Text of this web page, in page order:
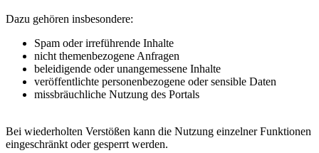
Dazu gehören insbesondere:
Spam oder irreführende Inhalte
nicht themenbezogene Anfragen
beleidigende oder unangemessene Inhalte
veröffentlichte personenbezogene oder sensible Daten
missbräuchliche Nutzung des Portals
Bei wiederholten Verstößen kann die Nutzung einzelner Funktionen
eingeschränkt oder gesperrt werden.